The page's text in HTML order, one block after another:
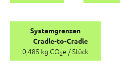
Systemgrenzen
Cradle-to-Cradle
0,485 kg CO2e / Stück